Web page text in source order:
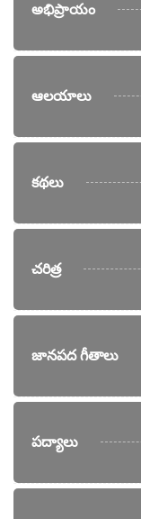
అభిప్రాయం
ఆలయాలు
కథలు
చరిత్ర
జానపద గీతాలు
పద్యాలు